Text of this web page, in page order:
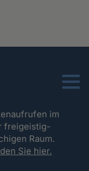
Menu
im
freigeistig-
Raum.
Sie hier.